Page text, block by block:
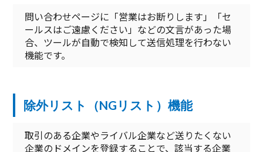
問い合わせページに「営業はお断りします」「セ
ールスはご遠慮ください」などの文言があった場
合、ツールが自動で検知して送信処理を行わない
機能です。
除外リスト（NGリスト）機能
取引のある企業やライバル企業など送りたくない
企業のドメインを登録することで、該当する企業